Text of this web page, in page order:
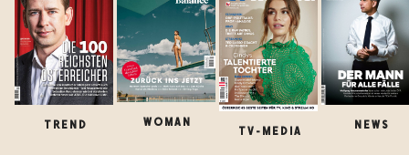
TREND WOMAN
TV-MEDIA
NEWS